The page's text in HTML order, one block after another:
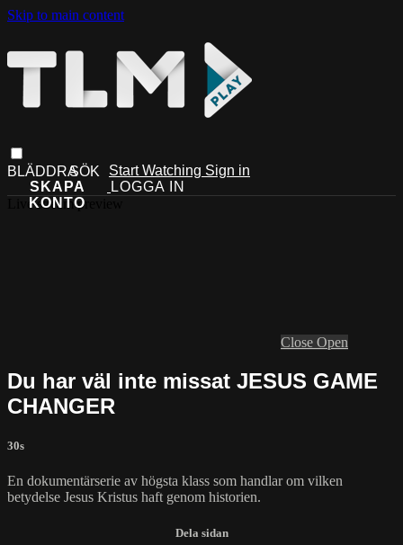
Skip to main content
Start Watching Sign in
Live stream preview
Close Open
Du har väl inte missat JESUS GAME
CHANGER
30s
En dokumentärserie av högsta klass som handlar om vilken
betydelse Jesus Kristus haft genom historien.